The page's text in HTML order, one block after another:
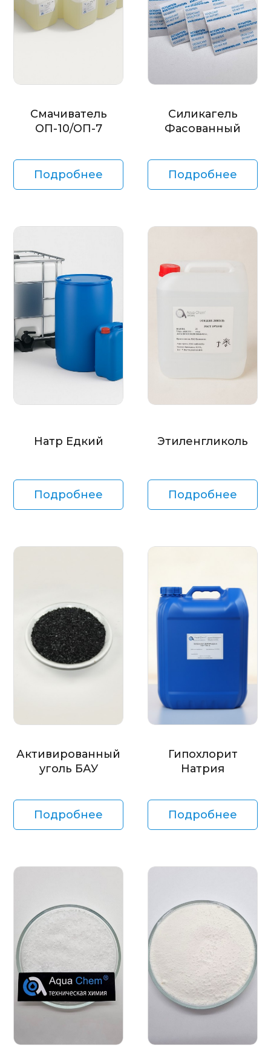
Смачиватель
ОП-10/ОП-7
Подробнее
Силикагель
Фасованный
Подробнее
Натр Едкий
Подробнее
Этиленгликоль
Подробнее
Активированный
уголь БАУ
Подробнее
Гипохлорит
Натрия
Подробнее